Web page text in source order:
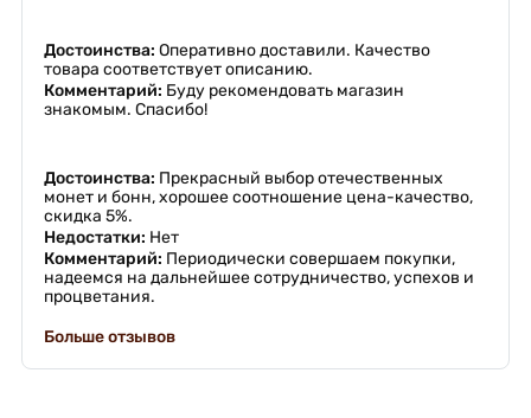
Достоинства: Оперативно доставили. Качество
товара соответствует описанию.
Комментарий: Буду рекомендовать магазин
знакомым. Спасибо!
Достоинства: Прекрасный выбор отечественных
монет и бонн, хорошее соотношение цена-качество,
скидка 5%.
Недостатки: Нет
Комментарий: Периодически совершаем покупки,
надеемся на дальнейшее сотрудничество, успехов и
процветания.
Больше отзывов